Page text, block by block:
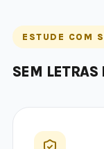
ESTUDE COM
SEM LETRAS